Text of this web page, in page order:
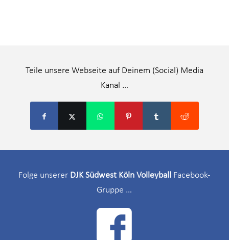
Teile unsere Webseite auf Deinem (Social) Media
Kanal …
Folge unserer DJK Südwest Köln VolleyballFacebook-
Gruppe …